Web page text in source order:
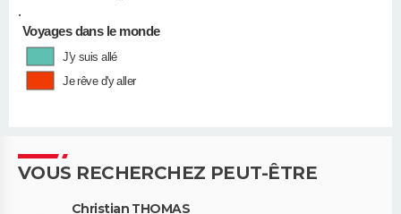
•
Voyages dans le monde
J'y suis allé
Je rêve d'y aller
VOUS RECHERCHEZ PEUT-ÊTRE
Christian THOMAS